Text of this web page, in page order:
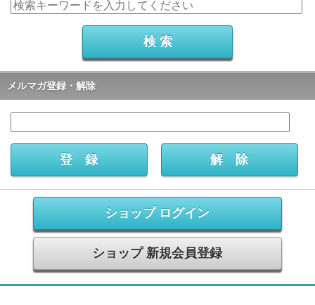
メルマガ登録・解除
ショップ ログイン
ショップ 新規会員登録